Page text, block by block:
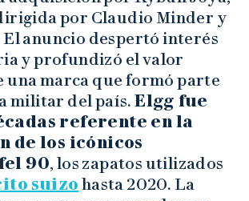
por Claudio Minder y
anuncio despertó interés
y profundizó el valor
una marca que formó parte
militar del país.Elgg fue
referente en la
de los icónicos
90, los zapatos utilizados
suizo hasta 2020. La